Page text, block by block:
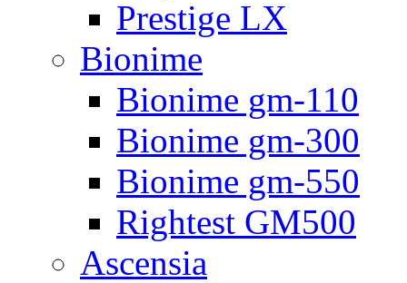
Prestige LX
Bionime
Bionime gm-110
Bionime gm-300
Bionime gm-550
Rightest GM500
Ascensia